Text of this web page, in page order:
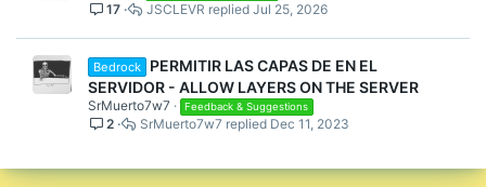
17 Jul 25, 2026
JSCLEVR
Bedrock
PERMITIR LAS CAPAS DE EN EL
SERVIDOR - ALLOW LAYERS ON THE SERVER
SrMuerto7w7 Feedback & Suggestions
2 Dec 11, 2023
SrMuerto7w7